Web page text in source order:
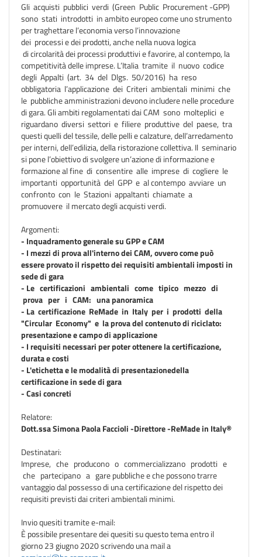
Gli acquisti pubblici verdi (Green Public Procurement -GPP)
sono stati introdotti in ambito europeo come uno strumento
per traghettare l’economia verso l’innovazione
dei processi e dei prodotti, anche nella nuova logica
di circolarità dei processi produttivi e favorire, al contempo, la
competitività delle imprese. L’Italia tramite il nuovo codice
degli Appalti (art. 34 del Dlgs. 50/2016) ha reso
obbligatoria l’applicazione dei Criteri ambientali minimi che
le pubbliche amministrazioni devono includere nelle procedure
di gara. Gli ambiti regolamentati dai CAM sono molteplici e
riguardano diversi settori e filiere produttive del paese, tra
questi quelli del tessile, delle pelli e calzature, dell’arredamento
per interni, dell’edilizia, della ristorazione collettiva. Il seminario
si pone l’obiettivo di svolgere un’azione di informazione e
formazione al fine di consentire alle imprese di cogliere le
importanti opportunità del GPP e al contempo avviare un
confronto con le Stazioni appaltanti chiamate a
promuovere il mercato degli acquisti verdi.
Argomenti:
- Inquadramento generale su GPP e CAM
- I mezzi di prova all'interno dei CAM, ovvero come può
essere provato il rispetto dei requisiti ambientali imposti in
sede di gara
- Le certificazioni ambientali come tipico mezzo di
prova per i CAM: una panoramica
- La certificazione ReMade in Italy per i prodotti della
"Circular Economy" e la prova del contenuto di riciclato:
presentazione e campo di applicazione
- I requisiti necessari per poter ottenere la certificazione,
durata e costi
- L'etichetta e le modalità di presentazionedella
certificazione in sede di gara
- Casi concreti
Relatore:
Dott.ssa Simona Paola Faccioli -Direttore -ReMade in Italy®
Destinatari:
Imprese, che producono o commercializzano prodotti e
che partecipano a gare pubbliche e che possono trarre
vantaggio dal possesso di una certificazione del rispetto dei
requisiti previsti dai criteri ambientali minimi.
Invio quesiti tramite e-mail:
È possibile presentare dei quesiti su questo tema entro il
giorno 23 giugno 2020 scrivendo una mail a